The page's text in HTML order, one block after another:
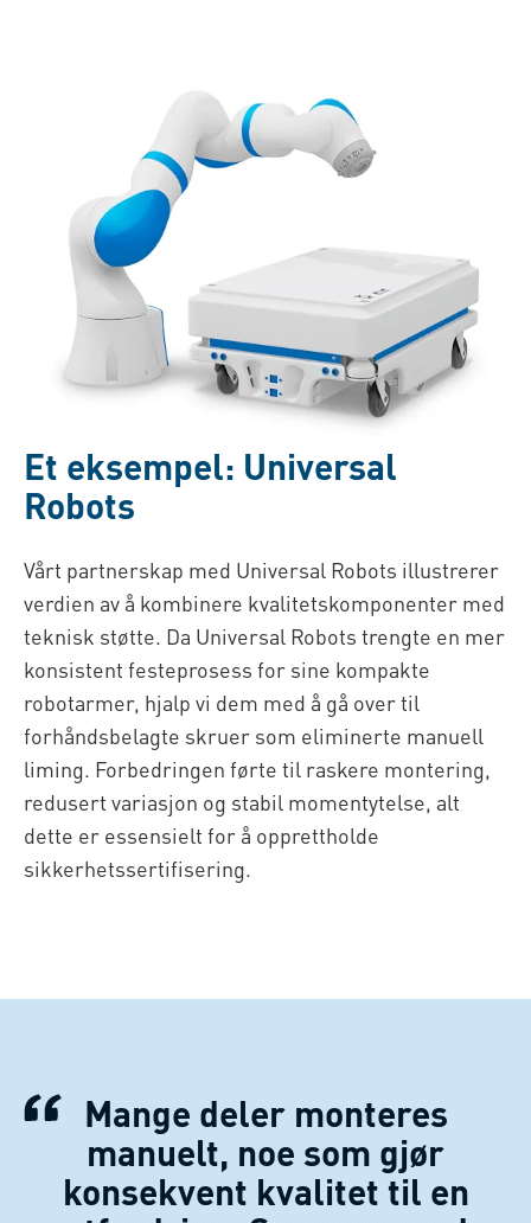
Et eksempel: Universal
Robots
Vårt partnerskap med Universal Robots illustrerer
verdien av å kombinere kvalitetskomponenter med
teknisk støtte. Da Universal Robots trengte en mer
konsistent festeprosess for sine kompakte
robotarmer, hjalp vi dem med å gå over til
forhåndsbelagte skruer som eliminerte manuell
liming. Forbedringen førte til raskere montering,
redusert variasjon og stabil momentytelse, alt
dette er essensielt for å opprettholde
sikkerhetssertifisering.
Mange deler monteres
manuelt, noe som gjør
konsekvent kvalitet til en